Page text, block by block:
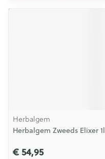
Herbalgem
Herbalgem Zweeds Elixer 1l
€ 54,95